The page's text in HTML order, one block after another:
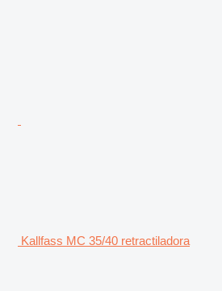
Kallfass MC 35/40 retractiladora